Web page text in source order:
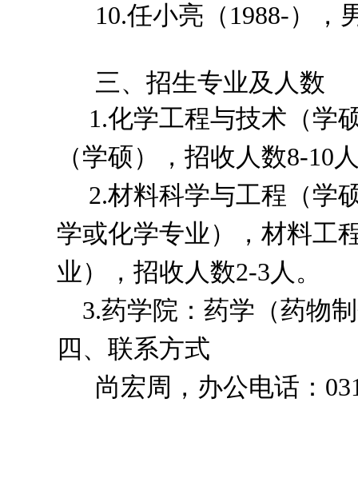
10.任小亮（1988-），
三、招生专业及人数
1.化学工程与技术（学
（学硕），招收人数8-10
2.材料科学与工程（学
学或化学专业），材料工
业），招收人数2-3人。
3.药学院：药学（药物
四、联系方式
尚宏周，办公电话：